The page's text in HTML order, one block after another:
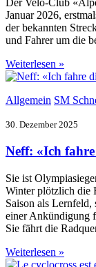
Der Velo-Club
Januar 2026,
der bekannten
und Fahrer um die
Weiterlesen »
Allgemein SM
30. Dezember 2025
Neff: «Ich
Sie ist
Winter plötzlich die
Saison als
einer Ankündigung
Sie fährt die
Weiterlesen »